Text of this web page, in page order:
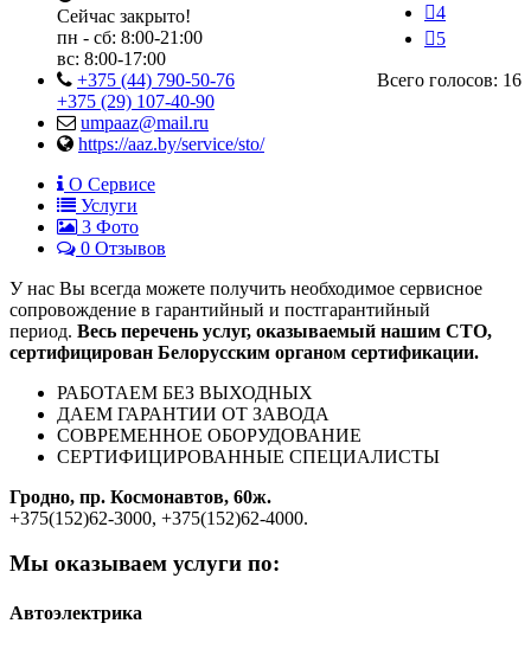
4
5
Всего голосов: 16
Сейчас закрыто!
пн - сб: 8:00-21:00
вс: 8:00-17:00
+375 (44) 790-50-76
+375 (29) 107-40-90
umpaaz@mail.ru
https://aaz.by/service/sto/
О Сервисе
Услуги
3 Фото
0 Отзывов
У нас Вы всегда можете получить необходимое сервисное
сопровождение в гарантийный и постгарантийный
период. Весь перечень услуг, оказываемый нашим СТО,
сертифицирован Белорусским органом сертификации.
РАБОТАЕМ БЕЗ ВЫХОДНЫХ
ДАЕМ ГАРАНТИИ ОТ ЗАВОДА
СОВРЕМЕННОЕ ОБОРУДОВАНИЕ
СЕРТИФИЦИРОВАННЫЕ СПЕЦИАЛИСТЫ
Гродно, пр. Космонавтов, 60ж.
+375(152)62-3000, +375(152)62-4000.
Мы оказываем услуги по:
Автоэлектрика